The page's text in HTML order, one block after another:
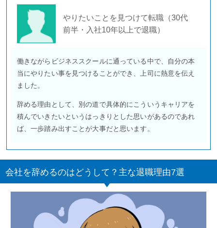
やりたいことを見つけて転職（30代
前半・入社10年以上で退職）
働きながらビジネススクールに通っている中で、自分の本
当にやりたい事を見つけることができ、上司に熱意を伝え
ました。
辞める理由として、別の道で具体的にこういうキャリアを
積んでいきたいというはっきりとした思いがあるのであれ
ば、一歩踏み出すことが大事だと思います。
会社を辞めるのはどうして？主な退職理由7選